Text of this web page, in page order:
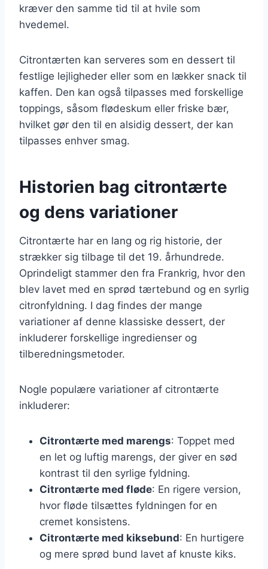
kræver den samme tid til at hvile som
hvedemel.
Citrontærten kan serveres som en dessert til
festlige lejligheder eller som en lækker snack til
kaffen. Den kan også tilpasses med forskellige
toppings, såsom flødeskum eller friske bær,
hvilket gør den til en alsidig dessert, der kan
tilpasses enhver smag.
Historien bag citrontærte
og dens variationer
Citrontærte har en lang og rig historie, der
strækker sig tilbage til det 19. århundrede.
Oprindeligt stammer den fra Frankrig, hvor den
blev lavet med en sprød tærtebund og en syrlig
citronfyldning. I dag findes der mange
variationer af denne klassiske dessert, der
inkluderer forskellige ingredienser og
tilberedningsmetoder.
Nogle populære variationer af citrontærte
inkluderer:
Citrontærte med marengs: Toppet med
en let og luftig marengs, der giver en sød
kontrast til den syrlige fyldning.
Citrontærte med fløde: En rigere version,
hvor fløde tilsættes fyldningen for en
cremet konsistens.
Citrontærte med kiksebund: En hurtigere
og mere sprød bund lavet af knuste kiks.